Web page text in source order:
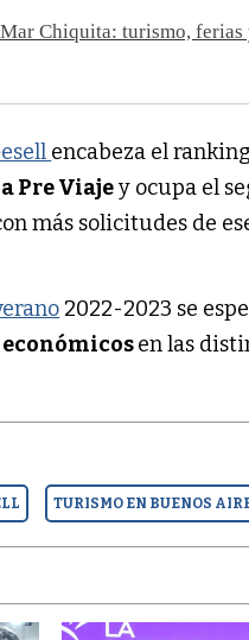
Chiquita: turismo, ferias
encabeza el
Pre Viajey ocupa el
más solicitudes de
2022-2023 se
económicosen las
TURISMO EN BUENOS